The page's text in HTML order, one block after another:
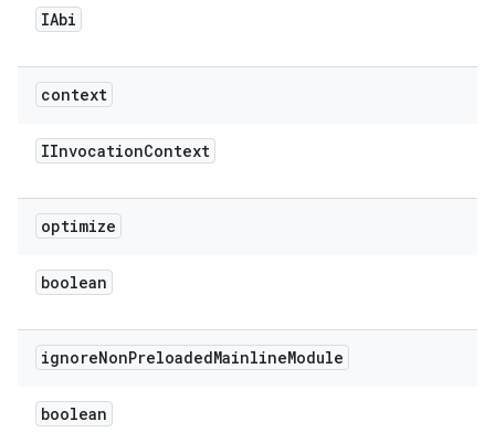
IAbi
context
IInvocationContext
optimize
boolean
ignoreNonPreloadedMainlineModule
boolean